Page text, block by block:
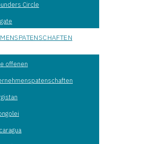
Circle
offenen